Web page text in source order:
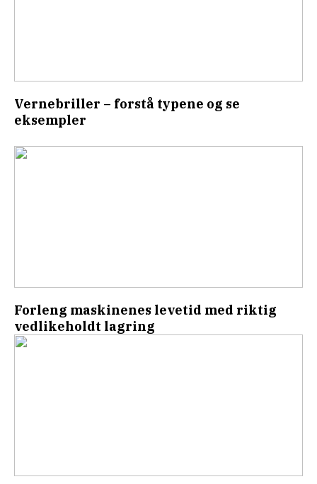
Vernebriller – forstå typene og se
eksempler
Forleng maskinenes levetid med riktig
vedlikeholdt lagring